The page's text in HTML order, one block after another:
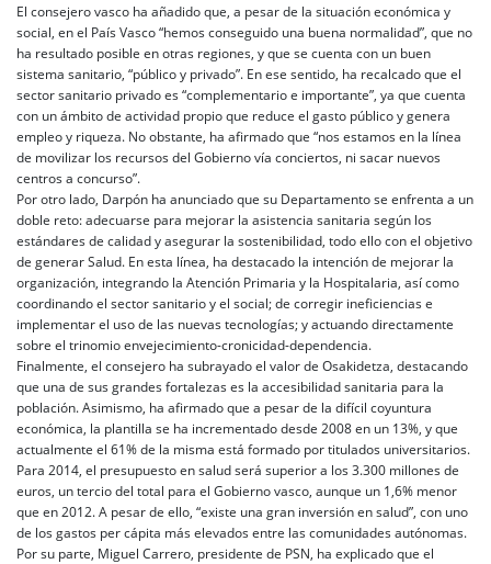
El consejero vasco ha añadido que, a pesar de la situación económica y
social, en el País Vasco “hemos conseguido una buena normalidad”, que no
ha resultado posible en otras regiones, y que se cuenta con un buen
sistema sanitario, “público y privado”. En ese sentido, ha recalcado que el
sector sanitario privado es “complementario e importante”, ya que cuenta
con un ámbito de actividad propio que reduce el gasto público y genera
empleo y riqueza. No obstante, ha afirmado que “nos estamos en la línea
de movilizar los recursos del Gobierno vía conciertos, ni sacar nuevos
centros a concurso”.
Por otro lado, Darpón ha anunciado que su Departamento se enfrenta a un
doble reto: adecuarse para mejorar la asistencia sanitaria según los
estándares de calidad y asegurar la sostenibilidad, todo ello con el objetivo
de generar Salud. En esta línea, ha destacado la intención de mejorar la
organización, integrando la Atención Primaria y la Hospitalaria, así como
coordinando el sector sanitario y el social; de corregir ineficiencias e
implementar el uso de las nuevas tecnologías; y actuando directamente
sobre el trinomio envejecimiento-cronicidad-dependencia.
Finalmente, el consejero ha subrayado el valor de Osakidetza, destacando
que una de sus grandes fortalezas es la accesibilidad sanitaria para la
población. Asimismo, ha afirmado que a pesar de la difícil coyuntura
económica, la plantilla se ha incrementado desde 2008 en un 13%, y que
actualmente el 61% de la misma está formado por titulados universitarios.
Para 2014, el presupuesto en salud será superior a los 3.300 millones de
euros, un tercio del total para el Gobierno vasco, aunque un 1,6% menor
que en 2012. A pesar de ello, “existe una gran inversión en salud”, con uno
de los gastos per cápita más elevados entre las comunidades autónomas.
Por su parte, Miguel Carrero, presidente de PSN, ha explicado que el